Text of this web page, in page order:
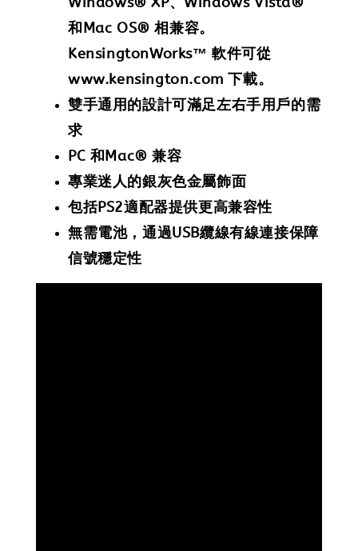
和Mac OS® 相兼容。
KensingtonWorks™ 軟件可從
www.kensington.com 下載。
雙手通用的設計可滿足左右手用戶的需
求
PC 和Mac® 兼容
專業迷人的銀灰色金屬飾面
包括PS2適配器提供更高兼容性
無需電池，通過USB纜線有線連接保障
信號穩定性